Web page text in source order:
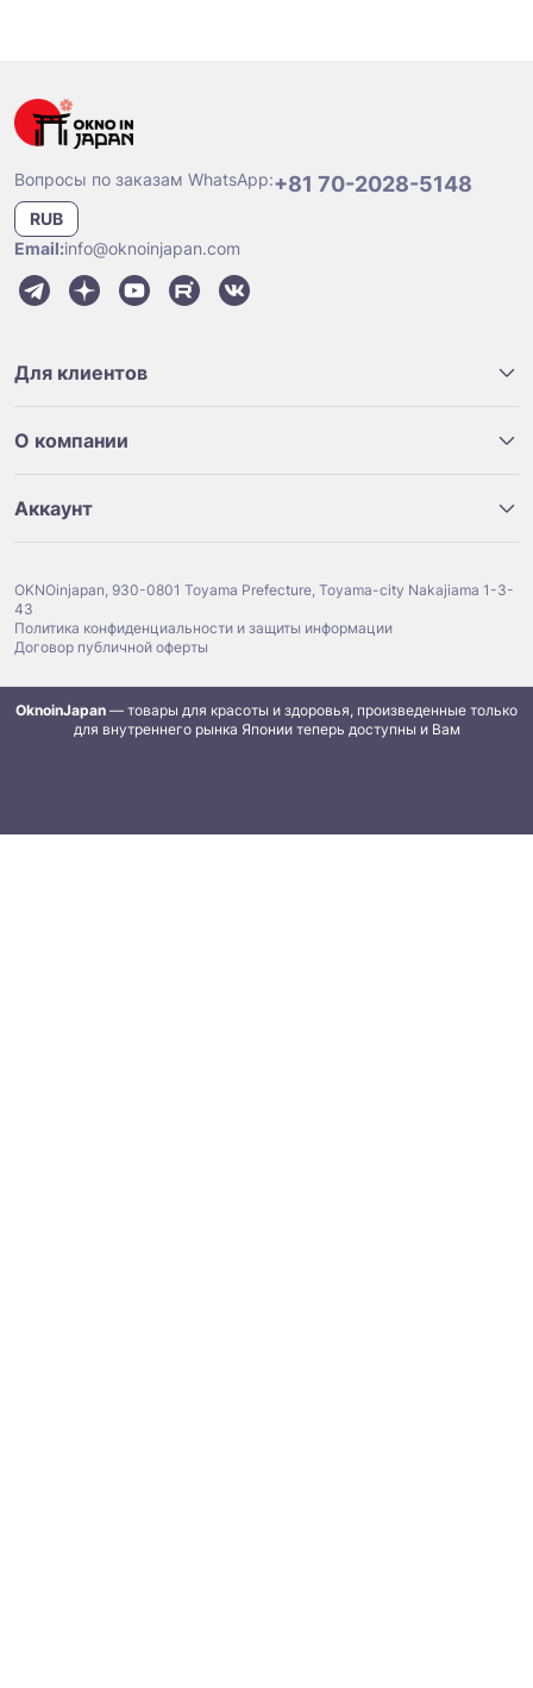
Вопросы по заказам WhatsApp:+81 70-2028-5148
RUB
Email:info@oknoinjapan.com
Для клиентов
О компании
Аккаунт
OKNOinjapan, 930-0801 Toyama Prefecture, Toyama-city Nakajiama 1-3-
43
Политика конфиденциальности и защиты информации
Договор публичной оферты
OknoinJapan — товары для красоты и здоровья, произведенные только
для внутреннего рынка Японии теперь доступны и Вам